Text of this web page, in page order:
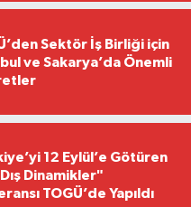
Sektör İş Birliği için
ve Sakarya’da Önemli
12 Eylül’e Götüren
Dış Dinamikler"
TOGÜ’de Yapıldı